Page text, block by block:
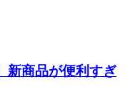
新商品が便利すぎ